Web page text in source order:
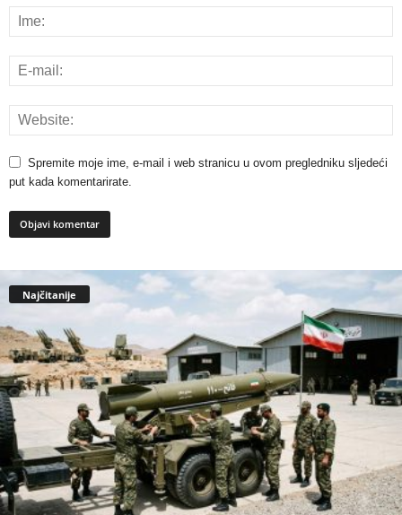
Spremite moje ime, e-mail i web stranicu u ovom pregledniku sljedeći
put kada komentarirate.
Najčitanije